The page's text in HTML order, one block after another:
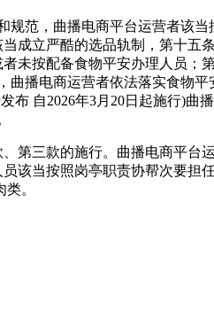
范，曲播电商平台运营者该当
成立严酷的选品轨制，第十五
未按配备食物平安办理人员；
播电商运营者依法落实食物
布 自2026年3月20日起施行)曲
三款的施行。曲播电商平台
该当按照岗亭职责协帮次要担
。